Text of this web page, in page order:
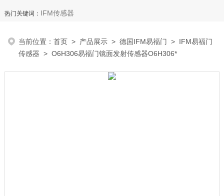
热门关键词： IFM传感器
当前位置：首页 > 产品展示 >德国IFM易福门 > IFM易福门
传感器 > O6H306易福门镜面发射传感器O6H306*